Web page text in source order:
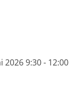
2026 9:30 - 12:00